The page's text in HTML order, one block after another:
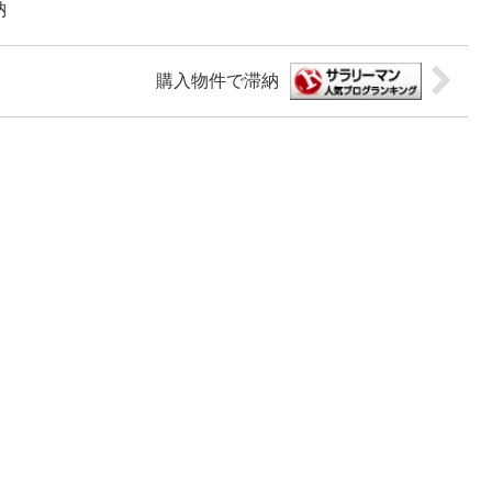
購入物件で滞納